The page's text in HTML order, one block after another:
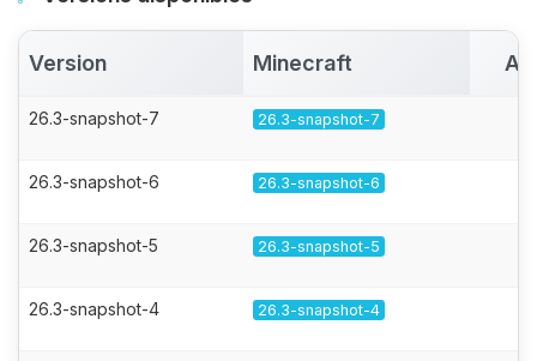
Version Minecraft
26.3-snapshot-7 26.3-snapshot-7
26.3-snapshot-6 26.3-snapshot-6
26.3-snapshot-5 26.3-snapshot-5
26.3-snapshot-4 26.3-snapshot-4